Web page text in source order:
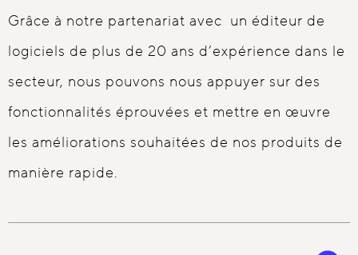
Grâce à notre partenariat avec un éditeur de
logiciels de plus de 20 ans d’expérience dans le
secteur, nous pouvons nous appuyer sur des
fonctionnalités éprouvées et mettre en œuvre
les améliorations souhaitées de nos produits de
manière rapide.